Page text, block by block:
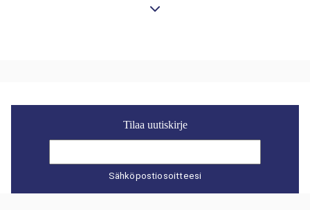
Tilaa uutiskirje
Sähköpostiosoitteesi